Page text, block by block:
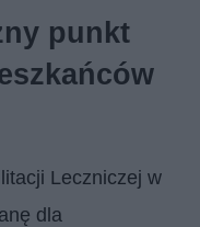
punkt
Leczniczej w
dla